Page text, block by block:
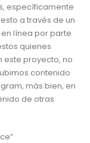
específicamente
a través de un
línea por parte
quienes
este proyecto, no
contenido
más bien, en
de otras